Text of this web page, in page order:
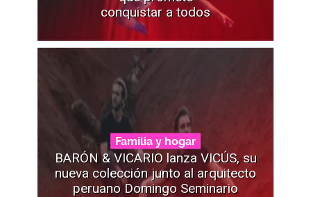
conquistar a todos
Familia y hogar
BARÓN & VICARIO lanza VICÚS, su
nueva colección junto al arquitecto
peruano Domingo Seminario